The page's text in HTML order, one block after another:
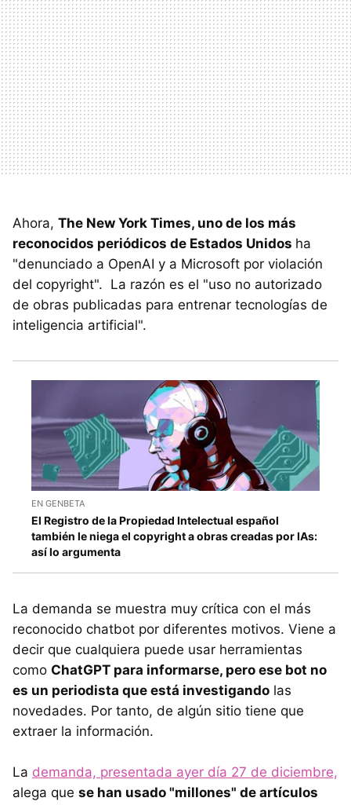
Ahora, The New York Times, uno de los más
reconocidos periódicos de Estados Unidos ha
"denunciado a OpenAI y a Microsoft por violación
del copyright". La razón es el "uso no autorizado
de obras publicadas para entrenar tecnologías de
inteligencia artificial".
EN GENBETA
El Registro de la Propiedad Intelectual español
también le niega el copyright a obras creadas por IAs:
así lo argumenta
La demanda se muestra muy crítica con el más
reconocido chatbot por diferentes motivos. Viene a
decir que cualquiera puede usar herramientas
como ChatGPT para informarse, pero ese bot no
es un periodista que está investigando las
novedades. Por tanto, de algún sitio tiene que
extraer la información.
La demanda, presentada ayer día 27 de diciembre,
alega que se han usado "millones" de artículos